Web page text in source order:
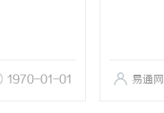
1970-01-01 易通网